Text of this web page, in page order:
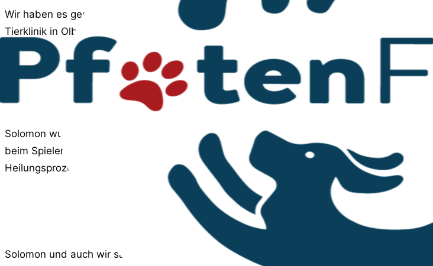
Wir haben es geschafft. Dank Ihnen, ist die Summe für Solomon’s so nötige
Tierklinik in Olbia vorgestellt werden.
Solomon wurde in der Klinik geröntgt und man hat festgestellt, dass Solomon einen
beim Spielen oder Rennen im Gehege zugezogen haben. Der Haarriss verheilt mit der
Heilungsprozess erträglicher machen.
Solomon und auch wir sagen Ohne Sie wäre diese Untersuchung nicht